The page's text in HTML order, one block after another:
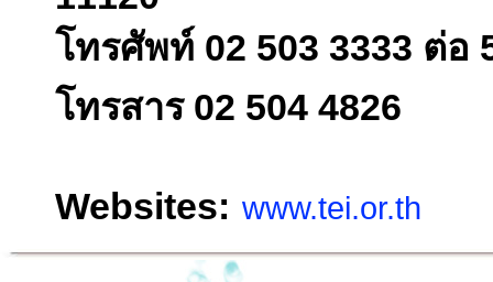
โทรศัพท์ 02 503 3333 ต่อ
โทรสาร 02 504 4826
Websites: www.tei.or.th